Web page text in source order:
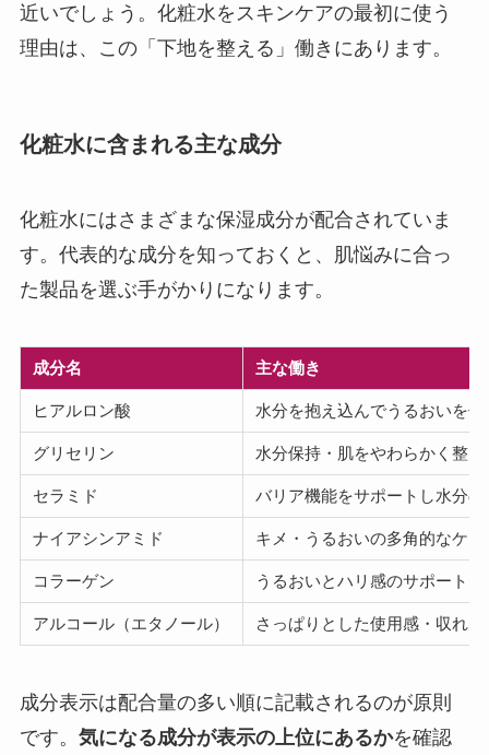
近いでしょう。化粧水をスキンケアの最初に使う
理由は、この「下地を整える」働きにあります。
化粧水に含まれる主な成分
化粧水にはさまざまな保湿成分が配合されていま
す。代表的な成分を知っておくと、肌悩みに合っ
た製品を選ぶ手がかりになります。
成分名 主な働き
ヒアルロン酸 水分を抱え込んでうるおいを保
グリセリン 水分保持・肌をやわらかく整え
セラミド バリア機能をサポートし水分
ナイアシンアミド キメ・うるおいの多角的なケア
コラーゲン うるおいとハリ感のサポート
アルコール（エタノール） さっぱりとした使用感・収れん
成分表示は配合量の多い順に記載されるのが原則
です。 気になる成分が表示の上位にあるかを確認